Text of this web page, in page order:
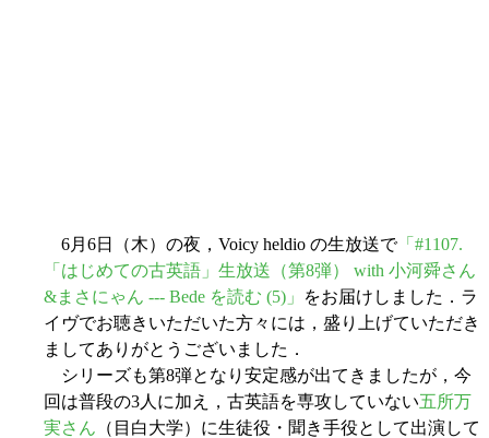
6月6日（木）の夜，Voicy heldio の生放送で「#1107.
「はじめての古英語」生放送（第8弾） with 小河舜さん
&まさにゃん --- Bede を読む (5)」
をお届けしました．ラ
イヴでお聴きいただいた方々には，盛り上げていただき
ましてありがとうございました．
シリーズも第8弾となり安定感が出てきましたが，今
回は普段の3人に加え，古英語を専攻していない五所万
実さん （目白大学）に生徒役・聞き手役として出演して